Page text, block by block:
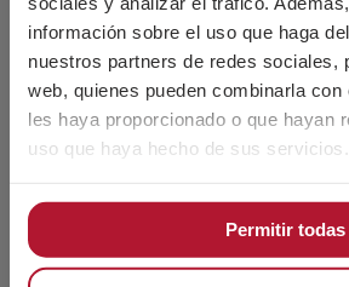
información sobre el uso que haga
nuestros partners de redes sociales,
web, quienes pueden combinarla
les haya proporcionado o que hayan
uso que haya hecho de sus servicios.
Permitir todas